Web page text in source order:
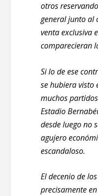
otros
general junto al
venta exclusiva
comparecieran
Si lo de ese
se hubiera visto
muchos
Estadio
desde luego no
agujero
escandaloso.
El decenio de
precisamente